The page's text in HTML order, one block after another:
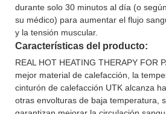
durante solo 30 minutos al día (o
su médico) para aumentar el flujo
y la tensión muscular.
Características del producto:
REAL HOT HEATING THERAPY FOR
mejor material de calefacción, la
cinturón de calefacción UTK alcanza
otras envolturas de baja temperatura,